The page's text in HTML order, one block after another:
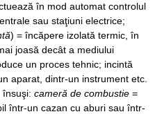
în mod automat controlul
sau staţiuni electrice;
) = încăpere izolată termic, în
joasă decât a mediului
un proces tehnic; incintă
aparat, dintr-un instrument etc.
însuşi: cameră de combustie =
într-un cazan cu aburi sau într-